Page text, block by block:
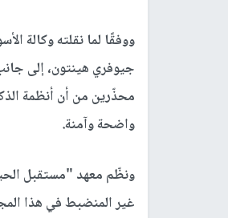
جيوفري هينتون، إلى
محذّرين من أن أنظمة
واضحة وآمنة.
غير المنضبط في هذا